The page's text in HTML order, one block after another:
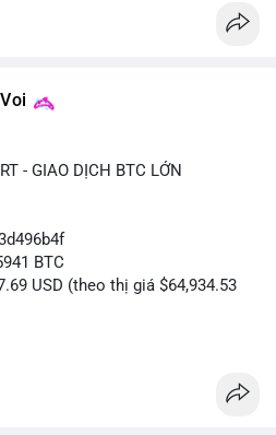
- GIAO DỊCH BTC LỚN
BTC
USD (theo thị giá $64,934.53
khối chưa xác nhận cho thấy